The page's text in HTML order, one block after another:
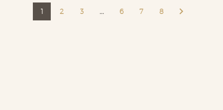
1 2 3 ... 6 7 8